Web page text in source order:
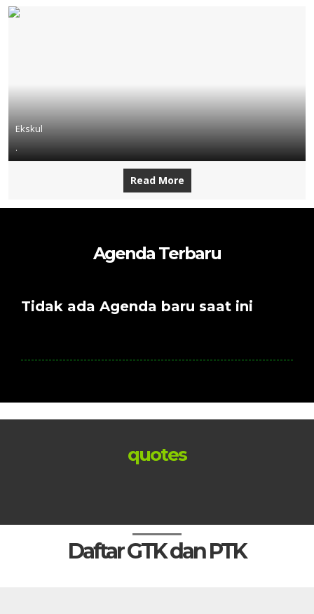
Ekskul
.
Read More
Agenda Terbaru
Tidak ada Agenda baru saat ini
quotes
Daftar GTK dan PTK